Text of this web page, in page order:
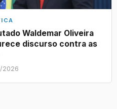
Waldemar Oliveira
discurso contra as
2026